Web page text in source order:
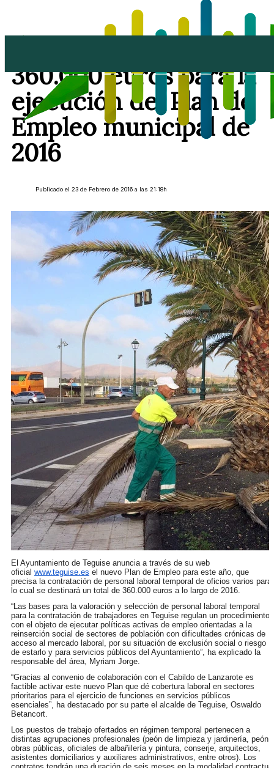
360.000 euros para la
ejecución del Plan de
Empleo municipal de
2016
Publicado el 23 de Febrero de 2016 a las 21:18h
El Ayuntamiento de Teguise anuncia a través de su web
oficial www.teguise.es el nuevo Plan de Empleo para este año, que
precisa la contratación de personal laboral temporal de oficios varios para
lo cual se destinará un total de 360.000 euros a lo largo de 2016.
“Las bases para la valoración y selección de personal laboral temporal
para la contratación de trabajadores en Teguise regulan un procedimiento
con el objeto de ejecutar políticas activas de empleo orientadas a la
reinserción social de sectores de población con dificultades crónicas de
acceso al mercado laboral, por su situación de exclusión social o riesgo
de estarlo y para servicios públicos del Ayuntamiento”, ha explicado la
responsable del área, Myriam Jorge.
“Gracias al convenio de colaboración con el Cabildo de Lanzarote es
factible activar este nuevo Plan que dé cobertura laboral en sectores
prioritarios para el ejercicio de funciones en servicios públicos
esenciales”, ha destacado por su parte el alcalde de Teguise, Oswaldo
Betancort.
Los puestos de trabajo ofertados en régimen temporal pertenecen a
distintas agrupaciones profesionales (peón de limpieza y jardinería, peón
obras públicas, oficiales de albañilería y pintura, conserje, arquitectos,
asistentes domiciliarios y auxiliares administrativos, entre otros). Los